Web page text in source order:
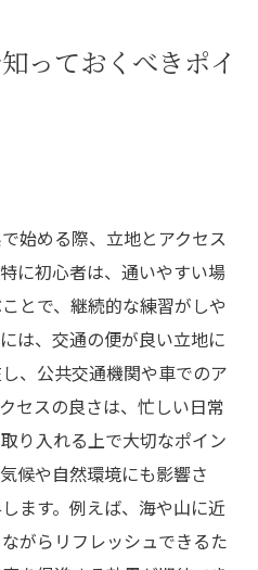
っておくべきポイ
始める際、立地とアクセス
に初心者は、通いやすい場
とで、継続的な練習がしや
は、交通の便が良い立地に
、公共交通機関や車でのア
セスの良さは、忙しい日常
り入れる上で大切なポイン
候や自然環境にも影響さ
ます。例えば、海や山に近
がらリフレッシュできるた